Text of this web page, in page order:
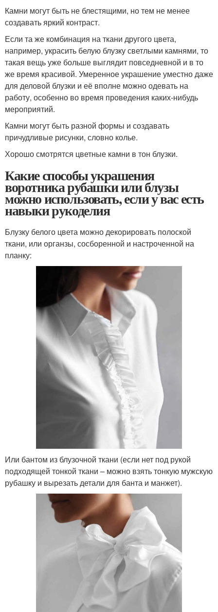
Камни могут быть не блестящими, но тем не менее
создавать яркий контраст.
Если та же комбинация на ткани другого цвета,
например, украсить белую блузку светлыми камнями, то
такая вещь уже больше выглядит повседневной и в то
же время красивой. Умеренное украшение уместно даже
для деловой блузки и её вполне можно одевать на
работу, особенно во время проведения каких-нибудь
мероприятий.
Камни могут быть разной формы и создавать
причудливые рисунки, словно колье.
Хорошо смотрятся цветные камни в тон блузки.
Какие способы украшения
воротника рубашки или блузы
можно использовать, если у вас есть
навыки рукоделия
Блузку белого цвета можно декорировать полоской
ткани, или органзы, сосборенной и настроченной на
планку:
Или бантом из блузочной ткани (если нет под рукой
подходящей тонкой ткани – можно взять тонкую мужскую
рубашку и вырезать детали для банта и манжет).